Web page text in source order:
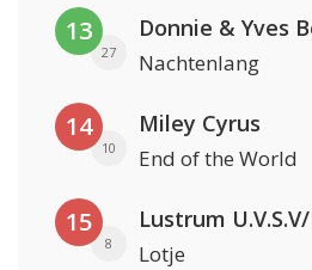
13
27
Donnie & Yves
Nachtenlang
14
10
Miley Cyrus
End of the World
15
8 Lotje